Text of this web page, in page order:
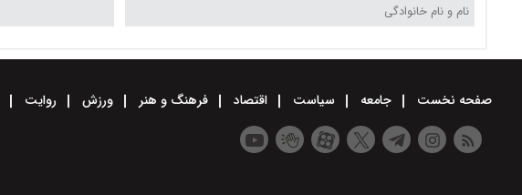
صفحه نخست جامعه سیاست اقتصاد فرهنگ و هنر ورزش روایت